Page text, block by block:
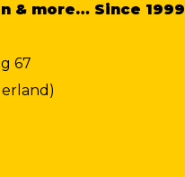
& more… Since 1999
67